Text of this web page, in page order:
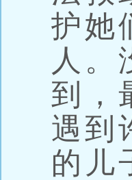
护她
人。
到，
遇到
的儿